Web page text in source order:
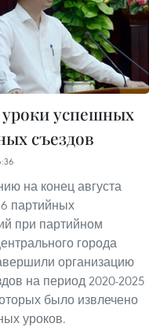
уроки успешных
съездов
на конец августа
партийных
при партийном
города
организацию
на период 2020-2025
было извлечено
уроков.